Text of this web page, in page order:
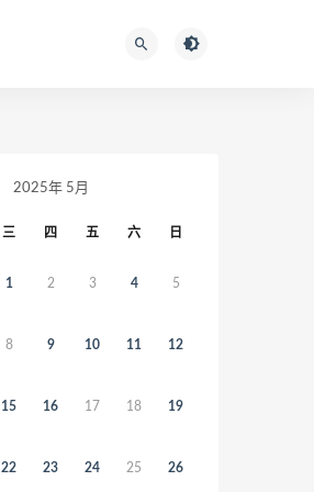
2025年 5月
三 四 五 六 日
1 2 3 4 5
8 9 10 11 12
15 16 17 18 19
22 23 24 25 26